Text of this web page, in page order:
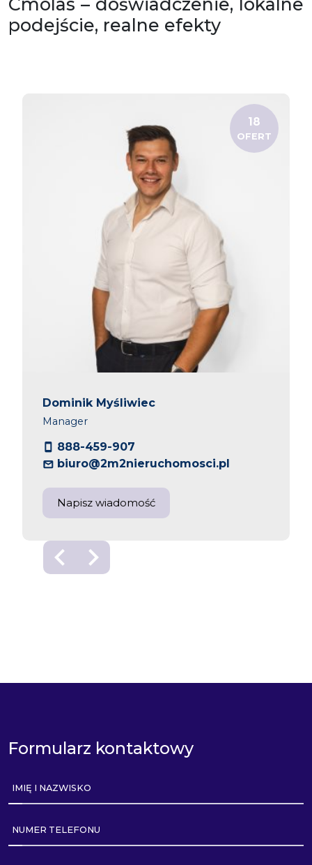
Cmolas – doświadczenie, lokalne
podejście, realne efekty
Dominik Myśliwiec
Manager
888-459-907
biuro@2m2nieruchomosci.pl
18
OFERT
Napisz wiadomość
Formularz kontaktowy
IMIĘ I NAZWISKO
NUMER TELEFONU